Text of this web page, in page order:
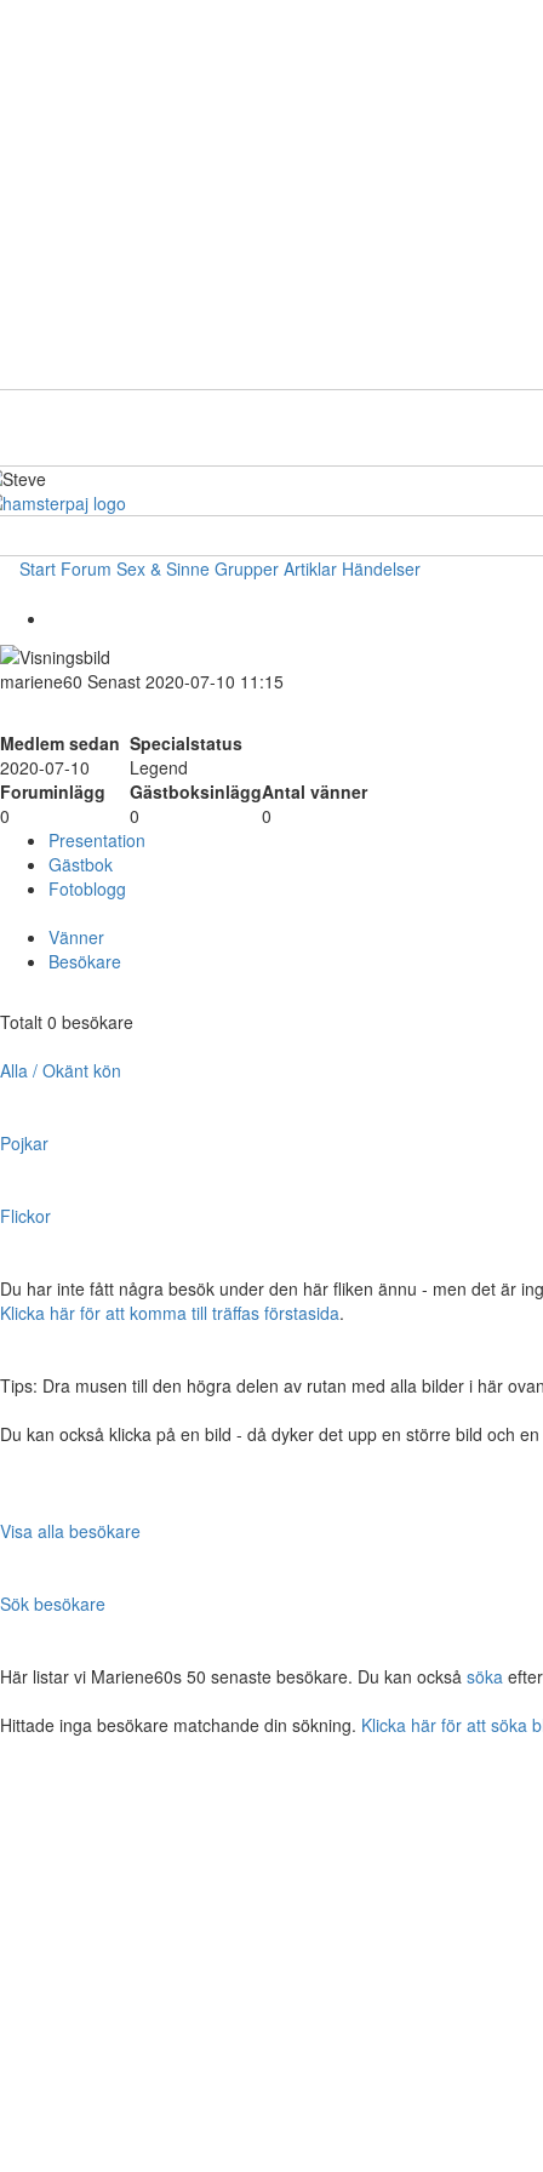
Start Forum Sex & Sinne Grupper Artiklar Händelser
mariene60 Senast 2020-07-10 11:15
Medlem sedan Specialstatus
2020-07-10
Legend
Foruminlägg
GästboksinläggAntal vänner
0
0
0
Presentation
Gästbok
Fotoblogg
Vänner
Besökare
Totalt 0 besökare
Alla / Okänt kön
Pojkar
Flickor
Du har inte fått några besök under den här fliken ännu - men det är
Klicka här för att komma till träffas förstasida.
Tips: Dra musen till den högra delen av rutan med alla bilder i här
Du kan också klicka på en bild - då dyker det upp en större bild och
Visa alla besökare
Sök besökare
Här listar vi Mariene60s 50 senaste besökare. Du kan också söka
Hittade inga besökare matchande din sökning. Klicka här för att söka